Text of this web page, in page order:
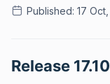
Published: 17
Release